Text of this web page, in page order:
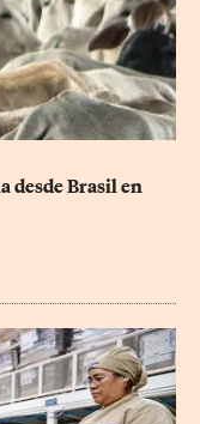
desde Brasil en